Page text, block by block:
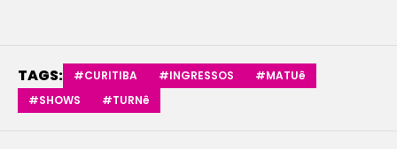
TAGS: #CURITIBA #INGRESSOS
#MATUê
#SHOWS
#TURNê